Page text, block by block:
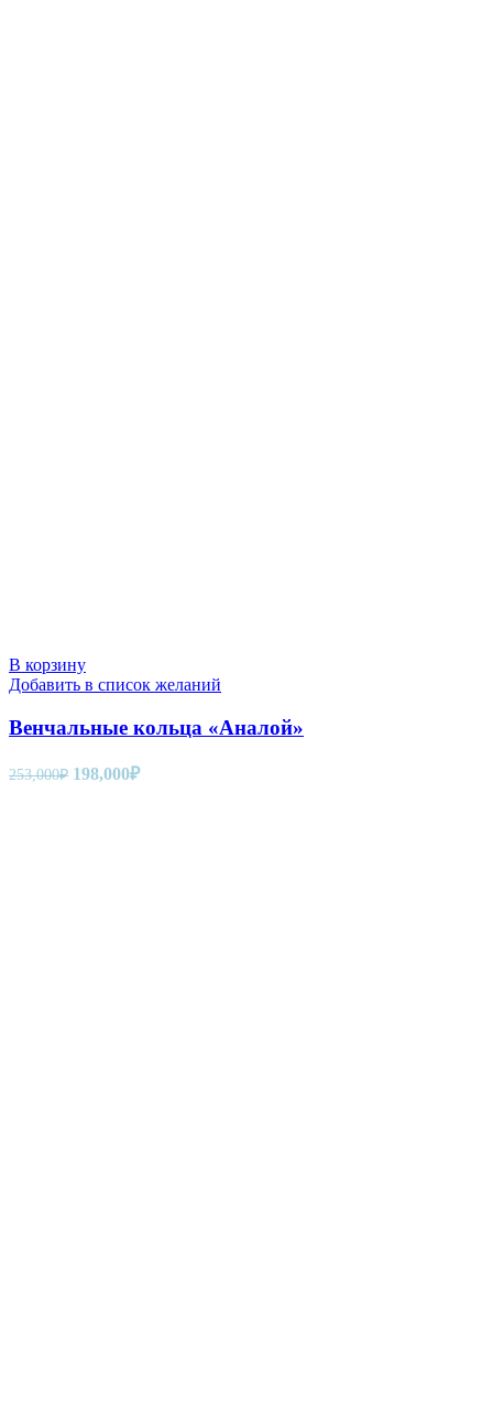
В корзину
Добавить в список желаний
Венчальные кольца «Аналой»
253,000₽ Первоначальная
198,000₽Текущая